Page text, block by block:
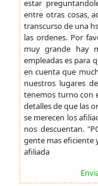
estar
entre otras cosas,
transcurso de una
las ordenes. Por
muy grande hay
empleadas es para
en cuenta que
nuestros lugares
tenemos turno con
detalles de que las
se merecen los
nos descuentan.
gente mas eficiente
afiliada